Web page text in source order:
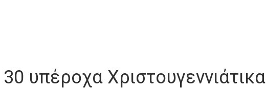
υπέροχα Χριστουγεννιάτικα